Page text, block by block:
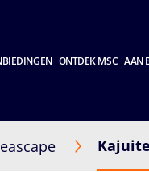
ONTDEK MSC AAN